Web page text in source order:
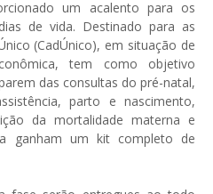
um acalento para os
de vida. Destinado para as
(CadÚnico), em situação de
tem como objetivo
das consultas do pré-natal,
parto e nascimento,
da mortalidade materna e
ganham um kit completo de